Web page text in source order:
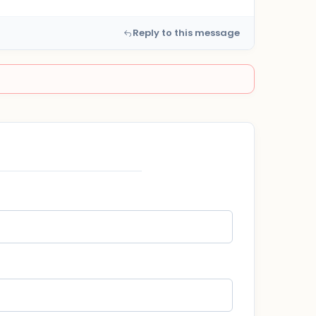
Reply to this message